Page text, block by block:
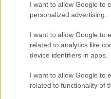
I want to allow Google to
personalized advertising.
I want to allow Google to
related to analytics like
device identifiers in apps.
I want to allow Google to
related to functionality of
Majka koncert, jóga szeánsz,